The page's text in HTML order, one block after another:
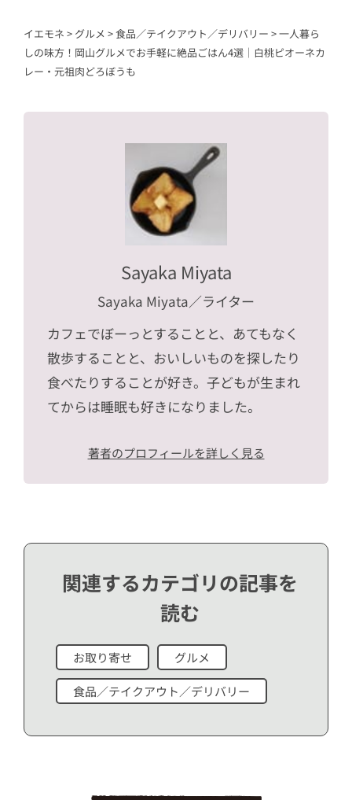
イエモネ > グルメ >食品／テイクアウト／デリバリー >一人暮ら
しの味方！岡山グルメでお手軽に絶品ごはん4選｜白桃ピオーネカ
レー・元祖肉どろぼうも
Sayaka Miyata
Sayaka Miyata／ライター
カフェでぼーっとすることと、あてもなく
散歩することと、おいしいものを探したり
食べたりすることが好き。子どもが生まれ
てからは睡眠も好きになりました。
著者のプロフィールを詳しく見る
関連するカテゴリの記事を
読む
お取り寄せ グルメ
食品／テイクアウト／デリバリー